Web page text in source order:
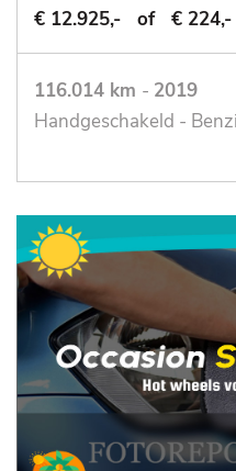
€ 12.925,-
of € 224,-
116.014 km - 2019
Handgeschakeld -